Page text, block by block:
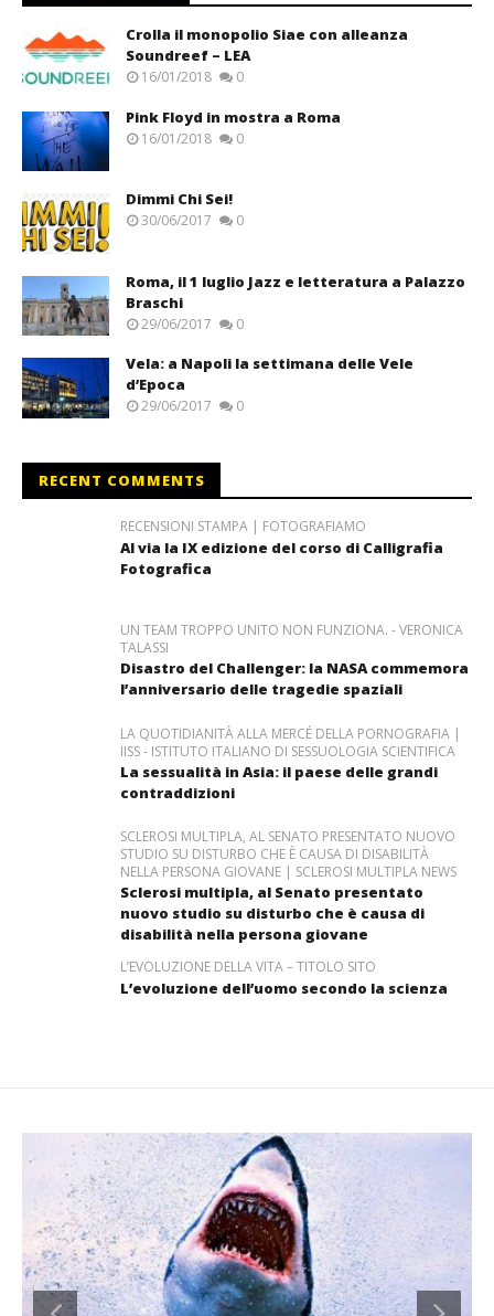
Crolla il monopolio Siae con alleanza
Soundreef – LEA
16/01/2018 0
Pink Floyd in mostra a Roma
16/01/2018 0
Dimmi Chi Sei!
30/06/2017 0
Roma, il 1 luglio Jazz e letteratura a Palazzo
Braschi
29/06/2017 0
Vela: a Napoli la settimana delle Vele
d’Epoca
29/06/2017 0
RECENT COMMENTS
RECENSIONI STAMPA | FOTOGRAFIAMO
Al via la IX edizione del corso di Calligrafia
Fotografica
UN TEAM TROPPO UNITO NON FUNZIONA. - VERONICA
TALASSI
Disastro del Challenger: la NASA commemora
l’anniversario delle tragedie spaziali
LA QUOTIDIANITÀ ALLA MERCÉ DELLA PORNOGRAFIA |
IISS - ISTITUTO ITALIANO DI SESSUOLOGIA SCIENTIFICA
La sessualità in Asia: il paese delle grandi
contraddizioni
SCLEROSI MULTIPLA, AL SENATO PRESENTATO NUOVO
STUDIO SU DISTURBO CHE È CAUSA DI DISABILITÀ
NELLA PERSONA GIOVANE | SCLEROSI MULTIPLA NEWS
Sclerosi multipla, al Senato presentato
nuovo studio su disturbo che è causa di
disabilità nella persona giovane
L’EVOLUZIONE DELLA VITA – TITOLO SITO
L’evoluzione dell’uomo secondo la scienza